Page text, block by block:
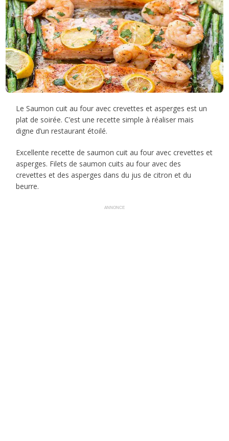
Le Saumon cuit au four avec crevettes et asperges est un
plat de soirée. C’est une recette simple à réaliser mais
digne d’un restaurant étoilé.
Excellente recette de saumon cuit au four avec crevettes et
asperges. Filets de saumon cuits au four avec des
crevettes et des asperges dans du jus de citron et du
beurre.
ANNONCE